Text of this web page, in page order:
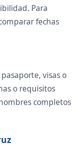
Para
fechas
visas o
o requisitos
completos